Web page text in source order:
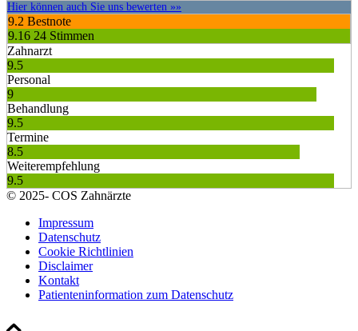
Hier können auch Sie uns bewerten »»
9.2 Bestnote
9.16 24 Stimmen
Zahnarzt
9.5
Personal
9
Behandlung
9.5
Termine
8.5
Weiterempfehlung
9.5
© 2025- COS Zahnärzte
Impressum
Datenschutz
Cookie Richtlinien
Disclaimer
Kontakt
Patienteninformation zum Datenschutz